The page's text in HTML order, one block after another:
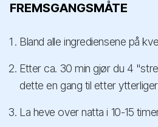
FREMSGANGSMÅTE
Bland alle ingrediensene på
Etter ca. 30 min gjør du 4
dette en gang til etter
La heve over natta i 10-15